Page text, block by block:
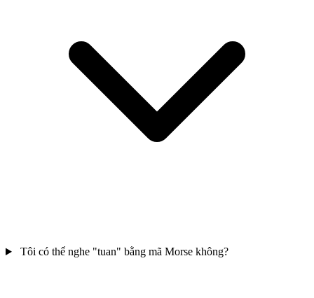
Tôi có thể nghe "tuan" bằng mã Morse không?